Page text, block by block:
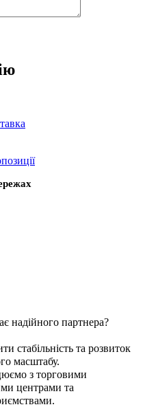
надійного партнера?
стабільність та розвиток
масштабу.
з торговими
центрами та